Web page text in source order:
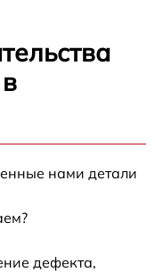
нами детали
дефекта,